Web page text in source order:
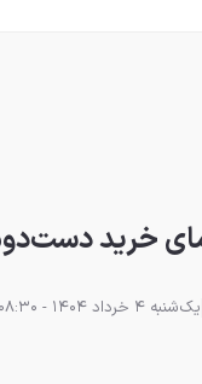
یک‌شنبه 4 خرداد 1404 - 08:30